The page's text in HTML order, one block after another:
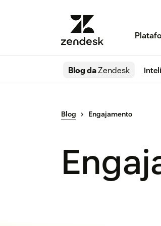
Blog daZendesk
Blog Engajamento